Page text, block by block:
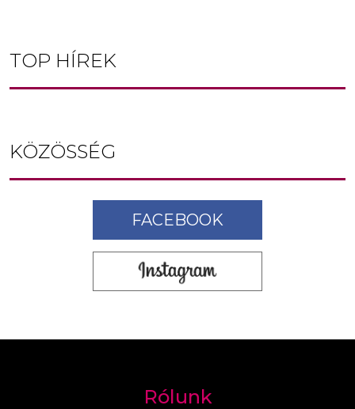
TOP HÍREK
KÖZÖSSÉG
FACEBOOK
Rólunk